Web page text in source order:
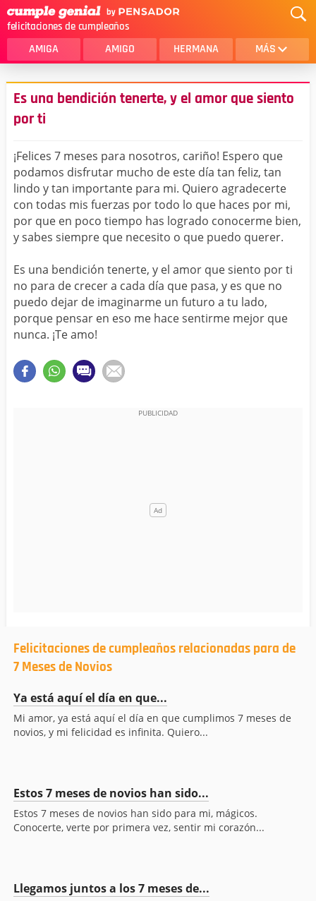
felicitaciones de cumpleaños
AMIGA AMIGO HERMANA MÁS
MAMA
AMOR
HERMANO
HIJO
NOVIA
ESPOSO
PAPA
HOMBRE
ALGUIEN ESPECIAL
PRIMO
TODAS LAS CATEGORÍAS
Es una bendición tenerte, y el amor que siento
por ti
¡Felices 7 meses para nosotros, cariño! Espero que
podamos disfrutar mucho de este día tan feliz, tan
lindo y tan importante para mi. Quiero agradecerte
con todas mis fuerzas por todo lo que haces por mi,
por que en poco tiempo has logrado conocerme bien,
y sabes siempre que necesito o que puedo querer.
Es una bendición tenerte, y el amor que siento por ti
no para de crecer a cada día que pasa, y es que no
puedo dejar de imaginarme un futuro a tu lado,
porque pensar en eso me hace sentirme mejor que
nunca. ¡Te amo!
Felicitaciones de cumpleaños relacionadas para de
7 Meses de Novios
Ya está aquí el día en que...
Mi amor, ya está aquí el día en que cumplimos 7 meses de
novios, y mi felicidad es infinita. Quiero...
Estos 7 meses de novios han sido...
Estos 7 meses de novios han sido para mi, mágicos.
Conocerte, verte por primera vez, sentir mi corazón...
Llegamos juntos a los 7 meses de...